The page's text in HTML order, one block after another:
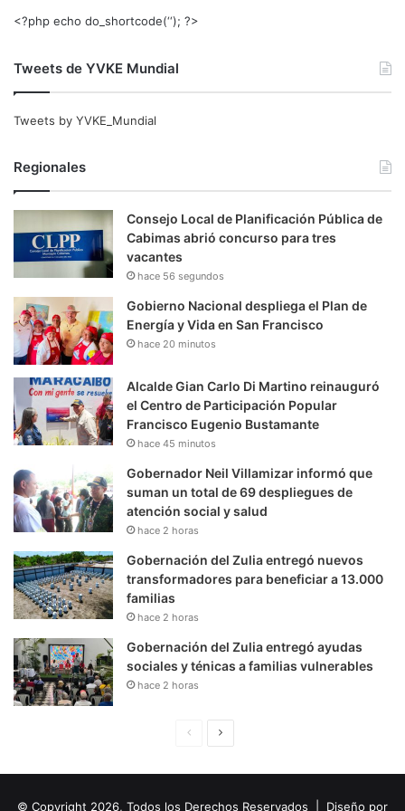
<?php echo do_shortcode(‘‘); ?>
Tweets de YVKE Mundial
Tweets by YVKE_Mundial
Regionales
Consejo Local de Planificación Pública de
Cabimas abrió concurso para tres
vacantes
hace 56 segundos
Gobierno Nacional despliega el Plan de
Energía y Vida en San Francisco
hace 20 minutos
Alcalde Gian Carlo Di Martino reinauguró
el Centro de Participación Popular
Francisco Eugenio Bustamante
hace 45 minutos
Gobernador Neil Villamizar informó que
suman un total de 69 despliegues de
atención social y salud
hace 2 horas
Gobernación del Zulia entregó nuevos
transformadores para beneficiar a 13.000
familias
hace 2 horas
Gobernación del Zulia entregó ayudas
sociales y ténicas a familias vulnerables
hace 2 horas
© Copyright 2026, Todos los Derechos Reservados | Diseño por